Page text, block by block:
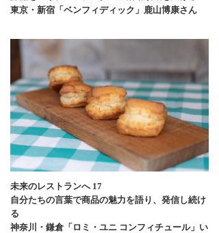
東京・新宿「ベンフィディック」鹿山博康さん
未来のレストランへ 17
自分たちの言葉で商品の魅力を語り、発信し続け
る
神奈川・鎌倉「ロミ・ユニ コンフィチュール」い